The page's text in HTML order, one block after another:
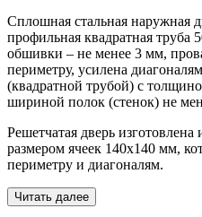
Сплошная стальная наружная
профильная квадратная труба
обшивки – не менее 3 мм,
периметру, усилена
(квадратной трубой) с
шириной полок (стенок) не
Решетчатая дверь
размером ячеек 140х140 мм,
периметру и диагоналям.
Читать далее